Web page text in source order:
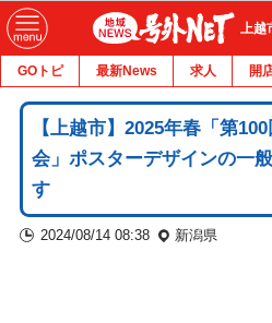
上
GOトピ 最新News 求人 開
【上越市】2025年春「第
会」ポスターデザインの一
す
2024/08/14 08:38 新潟県